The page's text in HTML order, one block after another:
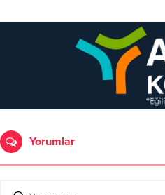
Yorumlar